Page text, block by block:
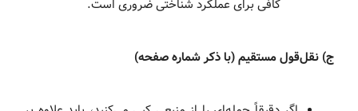
کافی برای عملکرد شناختی ضروری است.
ج) نقل‌قول مستقیم (با ذکر شماره صفحه)